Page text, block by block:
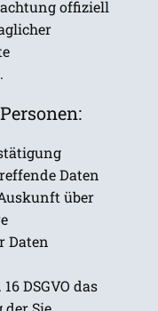
offiziell
Daten
über
Daten
DSGVO das